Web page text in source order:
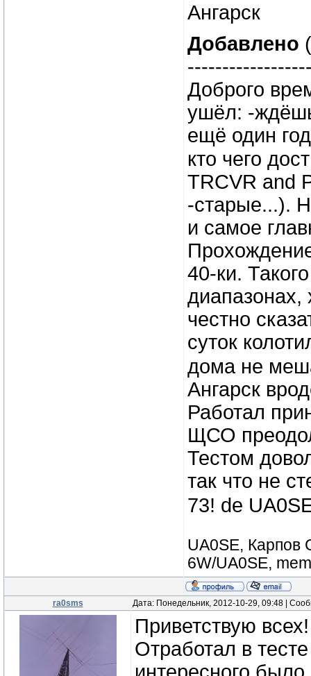
Ангарск
Добавлено
Доброго
ушёл: -
ещё один
кто чего
TRCVR and
-старые...).
и самое
40-ки.
честно
суток
дома не
Ангарск
Работал
ЩСО
Тестом
так что не
73! de
UA0SE, Карпов
6W/UA0SE,
ra0sms Дата: Понедельник, 2012-10-29, 09:48 |
Приветствую всех!
Отработал в